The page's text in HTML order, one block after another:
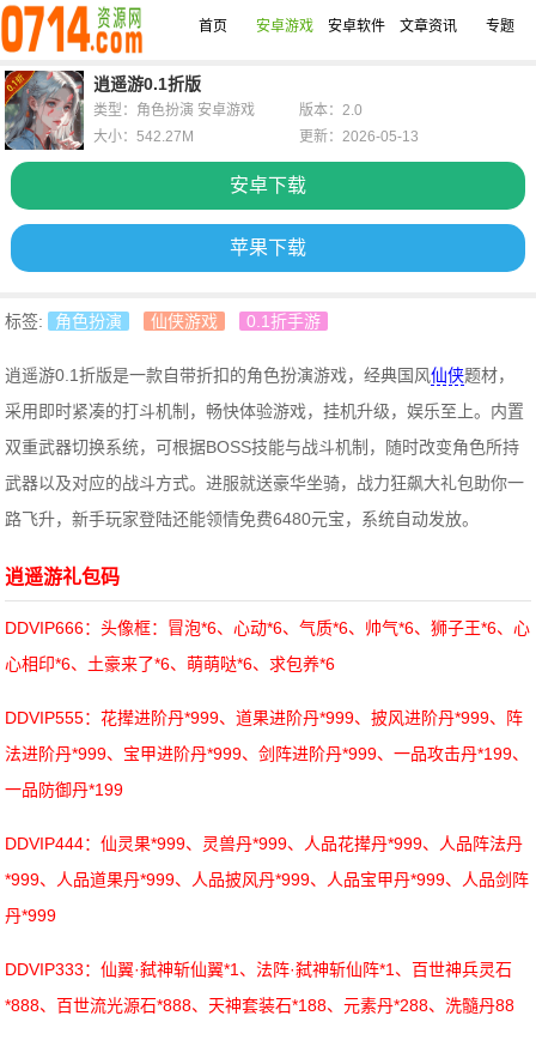
首页 安卓游戏 安卓软件 文章资讯 专题
逍遥游0.1折版
安卓下载
苹果下载
类型：角色扮演 安卓游戏
版本：2.0
大小：542.27M
更新：2026-05-13
标签: 角色扮演 仙侠游戏 0.1折手游
逍遥游0.1折版是一款自带折扣的角色扮演游戏，经典国风仙侠题材，
采用即时紧凑的打斗机制，畅快体验游戏，挂机升级，娱乐至上。内置
双重武器切换系统，可根据BOSS技能与战斗机制，随时改变角色所持
武器以及对应的战斗方式。进服就送豪华坐骑，战力狂飙大礼包助你一
路飞升，新手玩家登陆还能领情免费6480元宝，系统自动发放。
逍遥游礼包码
DDVIP666：头像框：冒泡*6、心动*6、气质*6、帅气*6、狮子王*6、心
心相印*6、土豪来了*6、萌萌哒*6、求包养*6
DDVIP555：花撵进阶丹*999、道果进阶丹*999、披风进阶丹*999、阵
法进阶丹*999、宝甲进阶丹*999、剑阵进阶丹*999、一品攻击丹*199、
一品防御丹*199
DDVIP444：仙灵果*999、灵兽丹*999、人品花撵丹*999、人品阵法丹
*999、人品道果丹*999、人品披风丹*999、人品宝甲丹*999、人品剑阵
丹*999
DDVIP333：仙翼·弑神斩仙翼*1、法阵·弑神斩仙阵*1、百世神兵灵石
*888、百世流光源石*888、天神套装石*188、元素丹*288、洗髓丹88